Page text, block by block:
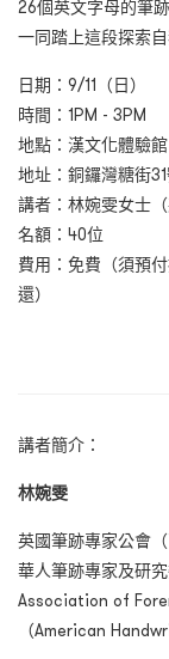
26個英文字母的筆
一同踏上這段探索自
日期：9/11（日）
時間：1PM - 3PM
地點：漢文化體驗館
地址：銅鑼灣糖街
講者：林婉雯女士
名額：40位
費用：免費（須預
還）
講者簡介：
林婉雯
英國筆跡專家公會
華人筆跡專家及研
Association of
（American